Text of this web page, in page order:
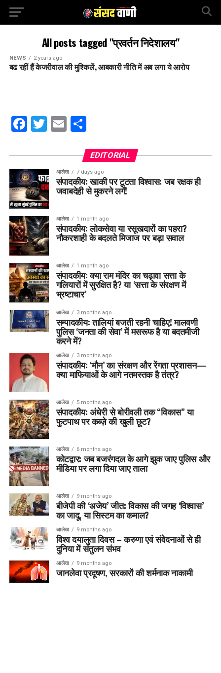
All posts tagged "प्रवर्तन निदेशालय"
NEWS 2 years ago
बढ रहीं हैं केजरीवाल की मुश्किलें, आबकारी नीति में अब लगा ये आरोप
Facebook
Twitter
EmailShare
EDITORIAL
आलेख 7 days ago
संपादकीय: खाकी पर टूटता विश्वास: जब रक्षक ही
जवाबदेही से मुकरने लगें!
आलेख 1 month ago
संपादकीय: लोकसेवा या रसूखदारों का पहरा?
नौकरशाही के बदलते मिजाज पर बड़ा सवाल
आलेख 1 month ago
संपादकीय: क्या राम मंदिर का चढ़ावा सत्ता के
गलियारों में सुरक्षित है? या ‘सत्ता के संरक्षण में
भ्रष्टाचार’
आलेख 3 months ago
सम्पादकीय: तालियां बजती रहनी चाहिए! मालवणी
पुलिस ‘जनता की सेवा’ में मसरूफ है या बदतमीजी
करने में?
आलेख 3 months ago
संपादकीय: ‘मौन’ का संरक्षण और रेंगता प्रशासन—
क्या माफियाओं के आगे नतमस्तक है तंत्र?
आलेख 5 months ago
संपादकीय: अंधेरी से बोरीवली तक “विकास” या
फुटपाथ पर कब्ज़े की खुली छूट?
आलेख 6 months ago
कोटद्वार: जब बजरंगदल के आगे झुक जाए पुलिस और
मीडिया पर लगा दिया जाए ताला
आलेख 9 months ago
बीजेपी की ‘अजेय’ जीत: विकास की जगह ‘विश्वास’
का जादू, या सिस्टम का कमाल?
आलेख 9 months ago
विश्व दयालुता दिवस – करुणा एवं संवेदनाओं से ही
दुनिया में संतुलन संभव
आलेख 9 months ago
जानलेवा प्रदूषण, सरकारों की शर्मनाक नाकामी